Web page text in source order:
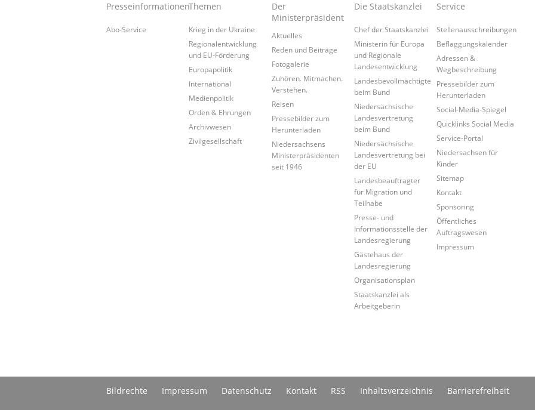
Presseinformationen
Abo-Service
Themen
Krieg in der Ukraine
Regionalentwicklung
und EU-Förderung
Europapolitik
International
Medienpolitik
Orden & Ehrungen
Archivwesen
Zivilgesellschaft
Der
Ministerpräsident
Aktuelles
Reden und Beiträge
Fotogalerie
Zuhören. Mitmachen.
Verstehen.
Reisen
Pressebilder zum
Herunterladen
Niedersachsens
Ministerpräsidenten
seit 1946
Die Staatskanzlei
Chef der Staatskanzlei
Ministerin für Europa
und Regionale
Landesentwicklung
Landesbevollmächtigte
beim Bund
Niedersächsische
Landesvertretung
beim Bund
Niedersächsische
Landesvertretung bei
der EU
Landesbeauftragter
für Migration und
Teilhabe
Presse- und
Informationsstelle der
Landesregierung
Gästehaus der
Landesregierung
Organisationsplan
Staatskanzlei als
Arbeitgeberin
Service
Stellenausschreibungen
Beflaggungskalender
Adressen &
Wegbeschreibung
Pressebilder zum
Herunterladen
Social-Media-Spiegel
Quicklinks Social Media
Service-Portal
Niedersachsen für
Kinder
Sitemap
Kontakt
Sponsoring
Öffentliches
Auftragswesen
Impressum
Bildrechte Impressum Datenschutz Kontakt RSS Inhaltsverzeichnis Barrierefreiheit